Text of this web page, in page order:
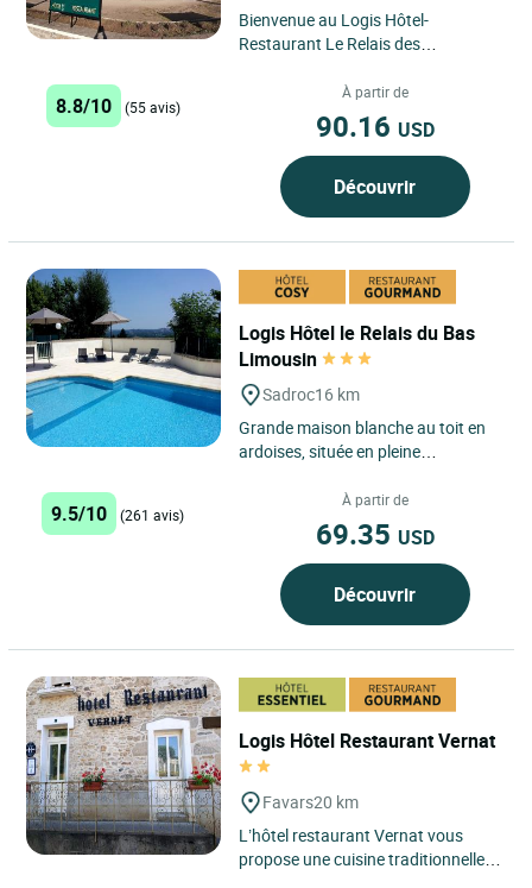
Bienvenue au Logis Hôtel-
Restaurant Le Relais des
corrézienne située à Seilhac.
8.8/10 (55 avis)
À partir de
90.16 USD
Découvrir
Logis Hôtel le Relais du Bas
Limousin
Sadroc16 km
Grande maison blanche au toit en
ardoises, située en pleine
A20, aux portes du Quercy...
9.5/10 (261 avis)
À partir de
69.35 USD
Découvrir
Logis Hôtel Restaurant Vernat
Favars20 km
L’hôtel restaurant Vernat vous
propose une cuisine traditionnelle,